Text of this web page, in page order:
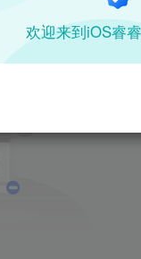
欢迎来到iOS睿